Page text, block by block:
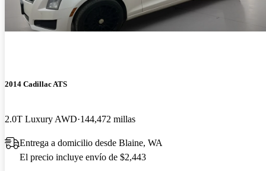
2014 Cadillac ATS
2.0T Luxury AWD 144,472 millas
Entrega a domicilio desde Blaine, WA
El precio incluye envío de $2,443